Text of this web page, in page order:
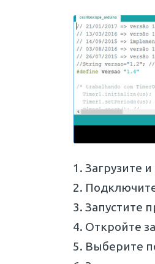
Загрузите
Запустите
Откройте
Выберите